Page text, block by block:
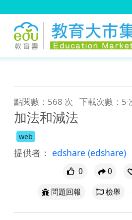
點閱數：568 次 下載次數：5
加法和減法
web
提供者： edshare (edshare)
0 0
問題回報
檢舉